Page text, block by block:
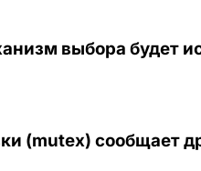
выбора будет
(mutex) сообщает